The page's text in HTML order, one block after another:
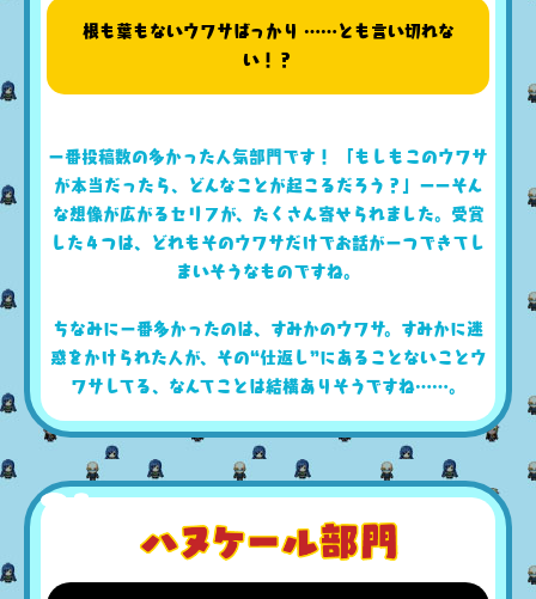
根も葉もないウワサばっかり ……とも言い切れな
い！？
一番投稿数の多かった人気部門です！ 「もしもこのウワサ
が本当だったら、どんなことが起こるだろう？」ーーそん
な想像が広がるセリフが、たくさん寄せられました。受賞
した４つは、どれもそのウワサだけでお話が一つできてし
まいそうなものですね。
ちなみに一番多かったのは、すみかのウワサ。すみかに迷
惑をかけられた人が、その“仕返し”にあることないことウ
ワサしてる、なんてことは結構ありそうですね……。